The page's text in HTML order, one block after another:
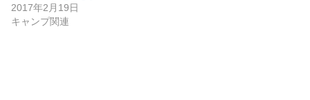
2017年2月19日
キャンプ関連